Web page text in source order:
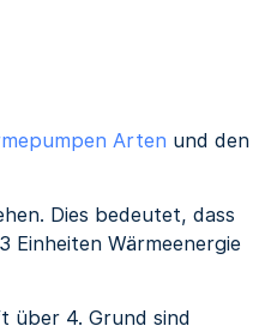
Arten und den
Dies bedeutet, dass
Einheiten Wärmeenergie
über 4. Grund sind